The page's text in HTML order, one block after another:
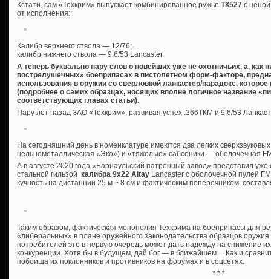
Кстати, сам «Техкрим» выпускает комбинированное ружье ТК527 с
от исполнения:
Калибр верхнего ствола — 12/76;
калибр нижнего ствола — 9,6/53 Lancaster.
А теперь буквально пару слов о новейших уже не охотничьих, а, как
пострелушечных» боеприпасах в пистолетном форм-факторе,
использования в оружии со сверловкой ланкастер/парадокс,
(подробнее о самих образцах, носящих вполне логичное название
соответствующих главах статьи).
Пару лет назад ЗАО «Техкрим», развивая успех .366ТКМ и 9,6/53
На сегодняшний день в номенклатуре имеются два легких
цельнометаллическая «Эко») и «тяжелые» сабсоники — оболочечная
А в августе 2020 года «Барнаульский патронный завод» представил
стальной гильзой калибра 9х22 Altay Lancaster с оболочечной пулей
кучность на дистанции 25 м ~ 8 см и фактическим поперечником,
Таким образом, фактическая монополия Техкрима на боеприпасы для
«либеральных» в плане оружейного законодательства образцов
потребителей это в первую очередь может дать надежду на снижение
конкуренции. Хотя бы в будущем, дай бог — в ближайшем… Как и
побоища их поклонников и противников на форумах и в соцсетях.
* * *